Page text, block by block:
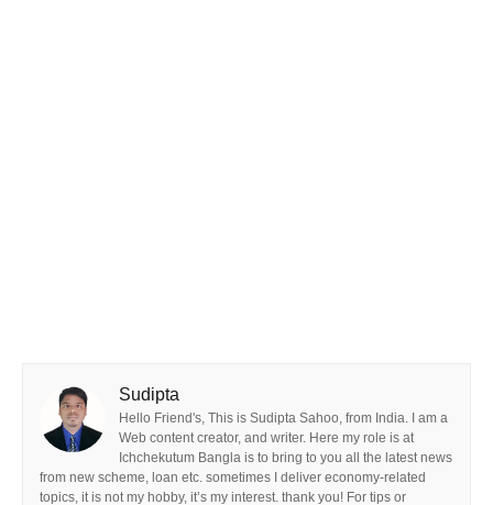
Sudipta
Hello Friend's, This is Sudipta Sahoo, from India. I am a
Web content creator, and writer. Here my role is at
Ichchekutum Bangla is to bring to you all the latest news
from new scheme, loan etc. sometimes I deliver economy-related
topics, it is not my hobby, it’s my interest. thank you! For tips or